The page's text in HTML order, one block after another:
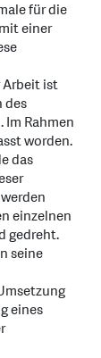
für die
einer
Arbeit ist
des
Rahmen
worden.
das
einzelnen
gedreht.
seine
eines